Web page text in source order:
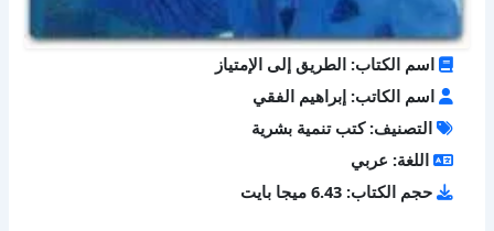
اسم الكتاب: الطريق إلى الإمتياز
اسم الكاتب: إبراهيم الفقي
التصنيف: كتب تنمية بشرية
اللغة: عربي
حجم الكتاب: 6.43 ميجا بايت